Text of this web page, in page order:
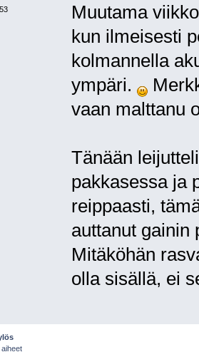
Muutama
kun ilmeisesti
kolmannella
ympäri.
vaan malttanu
Tänään
pakkasessa ja
reippaasti,
auttanut gainin
Mitäköhän
olla sisällä, ei